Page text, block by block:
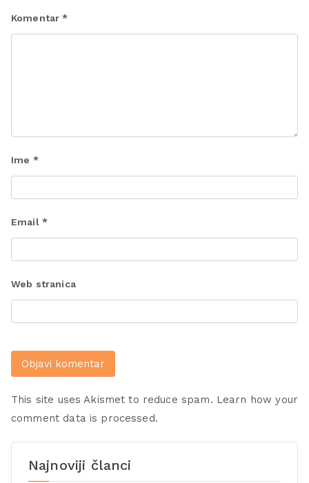
Komentar*
Ime *
Email *
Web stranica
This site uses Akismet to reduce spam. Learn how your
comment data is processed.
Najnoviji članci